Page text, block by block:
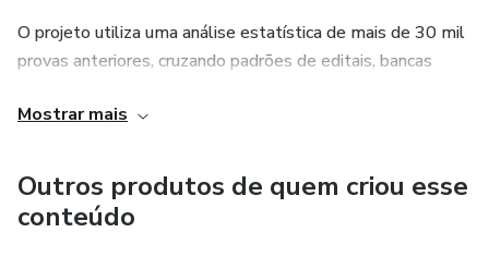
O projeto utiliza uma análise estatística de mais de 30 mil
provas anteriores, cruzando padrões de editais, bancas
criamos:
Um diagnóstico preditivo de cobrança (CP) com altíssima
assertividade;
Mostrar mais
Outros produtos de quem criou esse
conteúdo